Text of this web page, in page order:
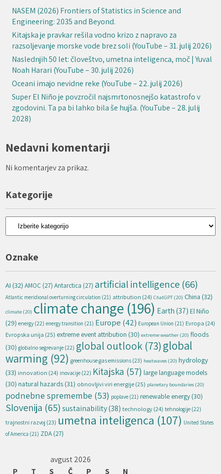
NASEM (2026) Frontiers of Statistics in Science and
Engineering: 2035 and Beyond.
Kitajska je pravkar rešila vodno krizo z napravo za
razsoljevanje morske vode brez soli (YouTube – 31. julij 2026)
Naslednjih 50 let: človeštvo, umetna inteligenca, moč | Yuval
Noah Harari (YouTube – 30. julij 2026)
Oceani imajo nevidne reke (YouTube – 22. julij 2026)
Super El Niño je povzročil najsmrtonosnejšo katastrofo v
zgodovini. Ta pa bi lahko bila še hujša. (YouTube – 28. julij
2028)
Nedavni komentarji
Ni komentarjev za prikaz.
Kategorije
Kategorije
Oznake
AI (32) AMOC (27) Antarctica (27) artificial intelligence (66)
Atlantic meridional overturning circulation (21) attribution (24) ChatGPT (20) China (32)
climate (20) climate change (196) Earth (37) El Niño
(29) energy (22) energy transition (21) Europe (42) European Union (21) Evropa (24)
Evropska unija (25) extreme event attribution (30) extreme weather (20) floods
(30) globalno segrevanje (22) global outlook (73)global
warming (92) greenhouse gas emissions (23) heatwaves (20) hydrology
(33) innovation (24) inovacije (22) Kitajska (57) large language models
(30) natural hazards (31) obnovljivi viri energije(25) planetary boundaries (20)
podnebne spremembe (53) poplave (21) renewable energy (30)
Slovenija (65) sustainability(38) technology(24) tehnologije (22)
trajnostni razvoj (23) umetna inteligenca (107) United States
of America (21) ZDA (27)
avgust 2026
P
T S Č P S N